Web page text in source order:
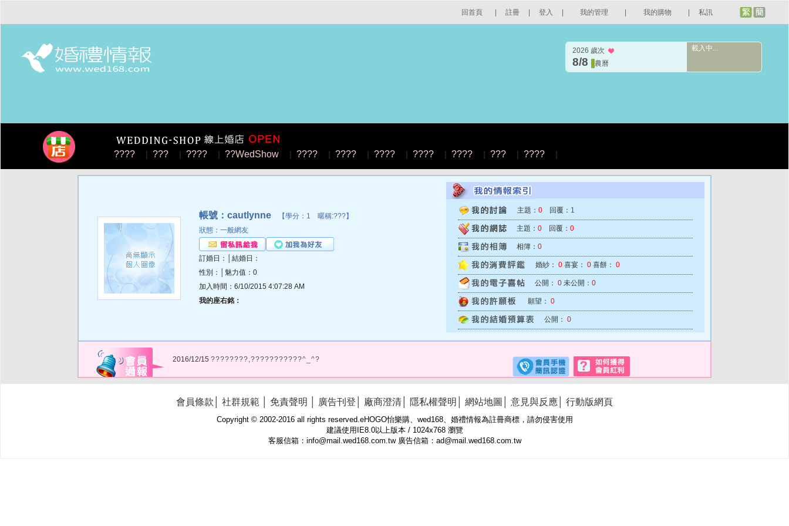
回首頁 註冊 登入 我的管理 我的購物 私訊
2026 歲次
8/8 農曆
載入中...
???? | ??? | ???? | ??WedShow | ???? | ???? | ???? | ???? | ???? | ??? | ???? |
帳號：cautlynne 【學分：1 暱稱:???】
狀態：一般網友
訂婚日：│結婚日：
性別：│魅力值：0
加入時間：6/10/2015 4:07:28 AM
我的座右銘：
主題： 0 回覆： 1
主題： 0 回覆： 0
相簿： 0
婚紗： 0 喜宴： 0 喜餅： 0
公開： 0 未公開： 0
願望： 0
公開： 0
2016/12/15 ????????,???????????^_^?
會員條款 社群規範 免責聲明 廣告刊登 廠商澄清 隱私權聲明 網站地圖 意見與反應 行動版網頁
Copyright © 2002-2016 all rights reserved.eHOGO怡樂購、wed168、婚禮情報為註冊商標，請勿侵害使用
建議使用IE8.0以上版本 / 1024x768 瀏覽
客服信箱：info@mail.wed168.com.tw 廣告信箱：ad@mail.wed168.com.tw